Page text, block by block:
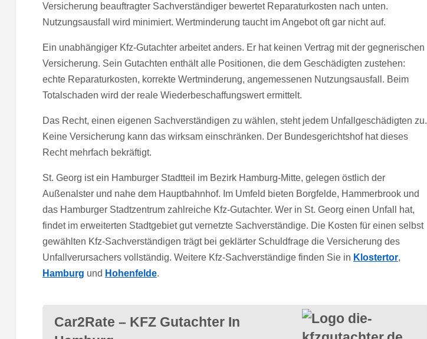
Versicherung beauftragter Sachverständiger bewertet Reparaturkosten nach unten.
Nutzungsausfall wird minimiert. Wertminderung taucht im Angebot oft gar nicht auf.
Ein unabhängiger Kfz-Gutachter arbeitet anders. Er hat keinen Vertrag mit der gegnerischen
Versicherung. Sein Gutachten enthält alle Positionen, die dem Geschädigten zustehen:
echte Reparaturkosten, korrekte Wertminderung, angemessenen Nutzungsausfall. Beim
Totalschaden wird der reale Wiederbeschaffungswert ermittelt.
Das Recht, einen eigenen Sachverständigen zu wählen, steht jedem Unfallgeschädigten zu.
Keine Versicherung kann das wirksam einschränken. Der Bundesgerichtshof hat dieses
Recht mehrfach bekräftigt.
St. Georg ist ein Hamburger Stadtteil im Bezirk Hamburg-Mitte, gelegen östlich der
Außenalster und nahe dem Hauptbahnhof. Im Umfeld bieten Borgfelde, Hammerbrook und
das Hamburger Stadtzentrum zahlreiche Kfz-Gutachter. Wer in St. Georg einen Unfall hat,
findet im erweiterten Stadtgebiet gut vernetzte Sachverständige. Die Kosten für einen selbst
gewählten Kfz-Sachverständigen trägt bei geklärter Schuldfrage die Versicherung des
Unfallverursachers vollständig. Weitere Kfz-Sachverständige finden Sie in Klostertor,
Hamburg und Hohenfelde.
Car2Rate – KFZ Gutachter In